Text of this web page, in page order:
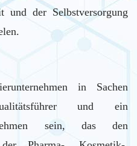
und der Selbstversorgung
in Sachen
und ein
sein, das den